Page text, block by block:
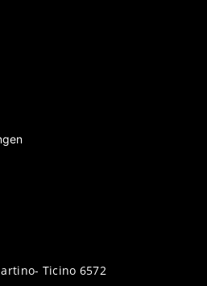
Ticino 6572